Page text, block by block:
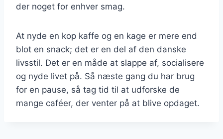
der noget for enhver smag.
At nyde en kop kaffe og en kage er mere end
blot en snack; det er en del af den danske
livsstil. Det er en måde at slappe af, socialisere
og nyde livet på. Så næste gang du har brug
for en pause, så tag tid til at udforske de
mange caféer, der venter på at blive opdaget.